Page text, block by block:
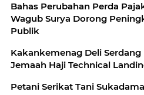
Bahas Perubahan Perda
Wagub Surya Dorong
Publik
Kakankemenag Deli
Jemaah Haji Technical
Petani Serikat Tani